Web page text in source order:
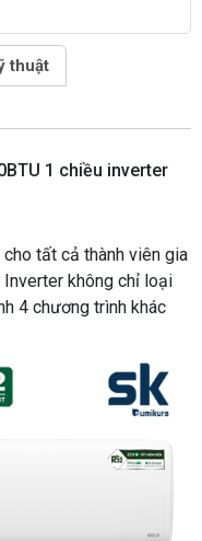
thuật
1 chiều inverter
tất cả thành viên gia
không chỉ loại
4 chương trình khác